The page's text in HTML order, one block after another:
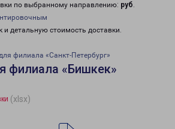
по выбранному направлению: руб.
и детальную стоимость доставки.
филиала «Санкт-Петербург»
филиала «Бишкек»
(xlsx)